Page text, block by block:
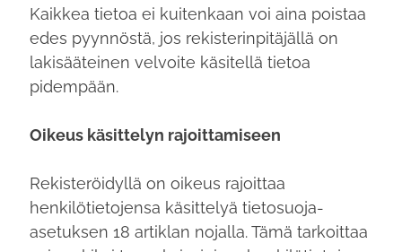
Kaikkea tietoa ei kuitenkaan voi aina poistaa
edes pyynnöstä, jos rekisterinpitäjällä on
lakisääteinen velvoite käsitellä tietoa
pidempään.
Oikeus käsittelyn rajoittamiseen
Rekisteröidyllä on oikeus rajoittaa
henkilötietojensa käsittelyä tietosuoja-
asetuksen 18 artiklan nojalla. Tämä tarkoittaa